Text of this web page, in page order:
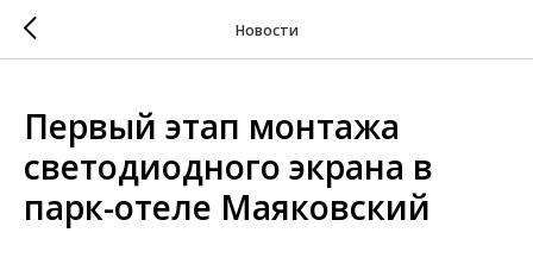
Новости
Первый этап монтажа
светодиодного экрана в
парк-отеле Маяковский